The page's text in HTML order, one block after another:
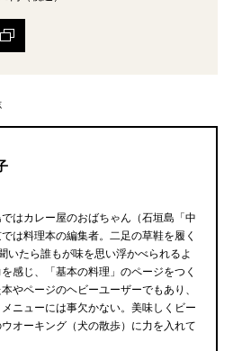
はカレー屋のおばちゃん（石垣島「中
は料理本の編集者。二足の草鞋を履く
いたら誰もが味を思い浮かべられるよ
感じ、「基本の料理」のページをつく
やページのヘビーユーザーでもあり、
ニューには事欠かない。美味しくビー
オーキング（犬の散歩）に力を入れて